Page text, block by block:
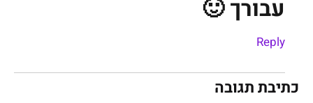
עבורך 🙂
Reply
כתיבת תגובה